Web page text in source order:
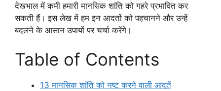
देखभाल में कमी हमारी मानसिक शांति को गहरे प्रभावित कर
सकती हैं। इस लेख में हम इन आदतों को पहचानने और उन्हें
बदलने के आसान उपायों पर चर्चा करेंगे।
Table of Contents
13 मानसिक शांति को नष्ट करने वाली आदतें